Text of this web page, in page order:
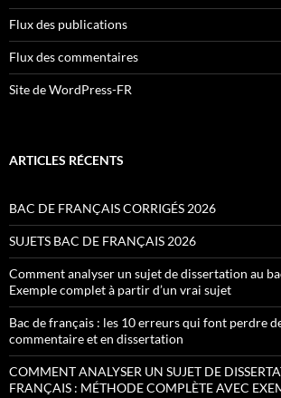
Flux des publications
Flux des commentaires
Site de WordPress-FR
ARTICLES RÉCENTS
BAC DE FRANÇAIS CORRIGÉS 2026
SUJETS BAC DE FRANÇAIS 2026
Comment analyser un sujet de dissertation au
Exemple complet à partir d’un vrai sujet
Bac de français : les 10 erreurs qui font perdre
commentaire et en dissertation
COMMENT ANALYSER UN SUJET DE
FRANÇAIS : MÉTHODE COMPLÈTE AVEC